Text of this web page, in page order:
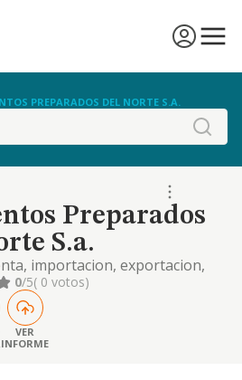
PREPARADOS DEL NORTE S.A.
Preparados
S.a.
importacion, exportacion,
distribucion y
en general de toda clase de
semielaborados y
caliente y congelados. y
0/5( 0 votos)
VER
INFORME